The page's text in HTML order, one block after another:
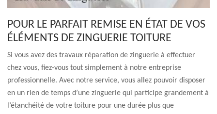
POUR LE PARFAIT REMISE EN ÉTAT DE VOS
ÉLÉMENTS DE ZINGUERIE TOITURE
Si vous avez des travaux réparation de zinguerie à effectuer
chez vous, fiez-vous tout simplement à notre entreprise
professionnelle. Avec notre service, vous allez pouvoir disposer
en un rien de temps d’une zinguerie qui participe grandement à
l’étanchéité de votre toiture pour une durée plus que